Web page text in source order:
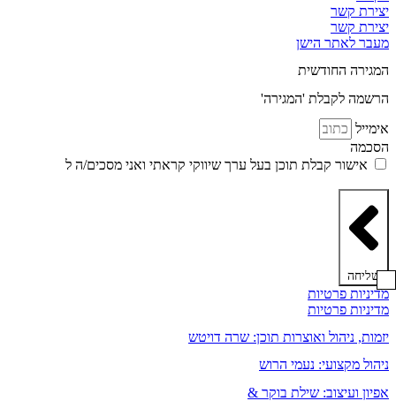
יצירת קשר
יצירת קשר
מעבר לאתר הישן
המגירה החודשית
הרשמה לקבלת 'המגירה'
אימייל
הסכמה
אישור קבלת תוכן בעל ערך שיווקי קראתי ואני מסכים/ה ל
שליחה
מדיניות פרטיות
מדיניות פרטיות
יזמות, ניהול ואוצרות תוכן: שרה דויטש
ניהול מקצועי: נעמי הרוש
אפיון ועיצוב: שילת בוקר &